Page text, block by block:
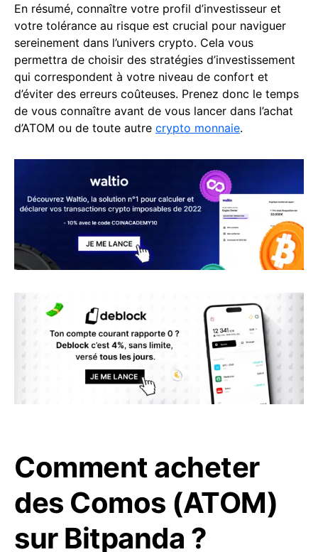
En résumé, connaître votre profil d’investisseur et
votre tolérance au risque est crucial pour naviguer
sereinement dans l’univers crypto. Cela vous
permettra de choisir des stratégies d’investissement
qui correspondent à votre niveau de confort et
d’éviter des erreurs coûteuses. Prenez donc le temps
de vous connaître avant de vous lancer dans l’achat
d’ATOM ou de toute autre crypto monnaie.
Comment acheter
des Comos (ATOM)
sur Bitpanda ?